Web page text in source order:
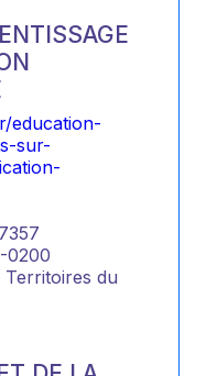
education-
sur-
0200
Territoires du